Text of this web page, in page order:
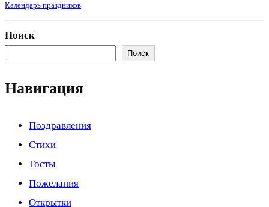
Календарь праздников
Поиск
Поиск
Навигация
Поздравления
Стихи
Тосты
Пожелания
Открытки